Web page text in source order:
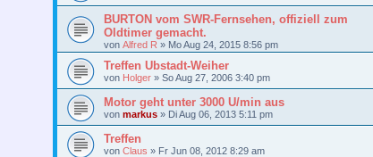
BURTON vom SWR-Fernsehen, offiziell zum
Oldtimer gemacht.
von Alfred R » Mo Aug 24, 2015 8:56 pm
Treffen Ubstadt-Weiher
von Holger » So Aug 27, 2006 3:40 pm
Motor geht unter 3000 U/min aus
von markus » Di Aug 06, 2013 5:11 pm
Treffen
von Claus » Fr Jun 08, 2012 8:29 am